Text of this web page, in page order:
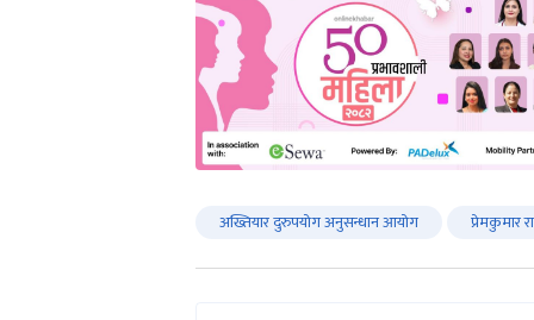
अख्तियार दुरुपयोग अनुसन्धान आयोग प्रेमकुमार